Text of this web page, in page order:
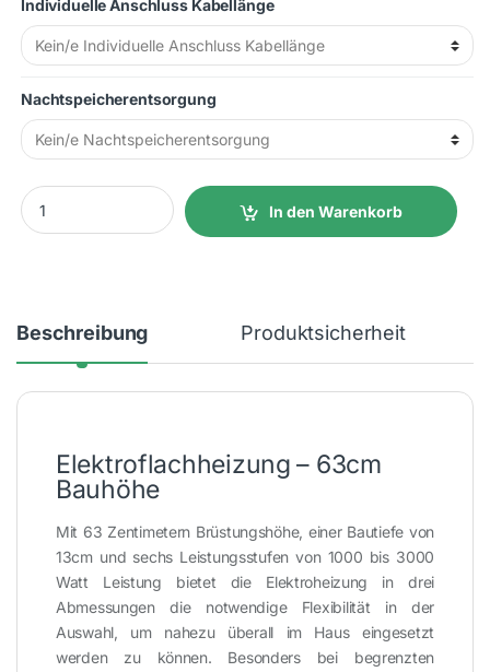
Individuelle Anschluss Kabellänge
Nachtspeicherentsorgung
1250W 41x63x13cm (LxHxT) 30 kg Festanschluss quantity
In den Warenkorb
Beschreibung Produktsicherheit
Elektroflachheizung – 63cm
Bauhöhe
Mit 63 Zentimetern Brüstungshöhe, einer Bautiefe von
13cm und sechs Leistungsstufen von 1000 bis 3000
Watt Leistung bietet die Elektroheizung in drei
Abmessungen die notwendige Flexibilität in der
Auswahl, um nahezu überall im Haus eingesetzt
werden zu können. Besonders bei begrenzten